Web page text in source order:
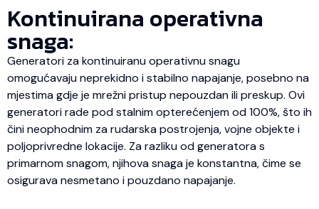
Kontinuirana operativna
snaga:
Generatori za kontinuiranu operativnu snagu
omogućavaju neprekidno i stabilno napajanje, posebno na
mjestima gdje je mrežni pristup nepouzdan ili preskup. Ovi
generatori rade pod stalnim opterećenjem od 100%, što ih
čini neophodnim za rudarska postrojenja, vojne objekte i
poljoprivredne lokacije. Za razliku od generatora s
primarnom snagom, njihova snaga je konstantna, čime se
osigurava nesmetano i pouzdano napajanje.